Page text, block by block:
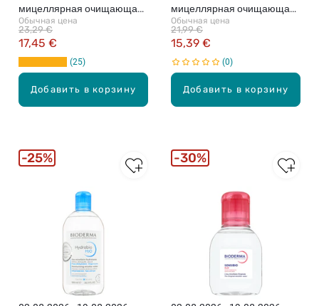
Добавить в корзину
мицеллярная очищающая
вода, 500мл
Обычная цена
17,45 €
23,29 €
25
Добавить в корзину
мицеллярная очищающая
вода, 250мл
Обычная цена
15,39 €
21,99 €
0
25% 30%